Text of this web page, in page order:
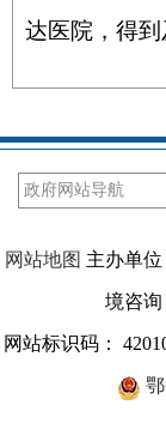
达医院，得到
网站地图 主办单
境咨
网站标识码：